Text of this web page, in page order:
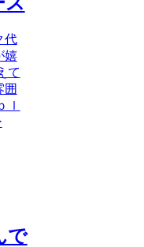
代
嬉
て
囲
ｌ
で